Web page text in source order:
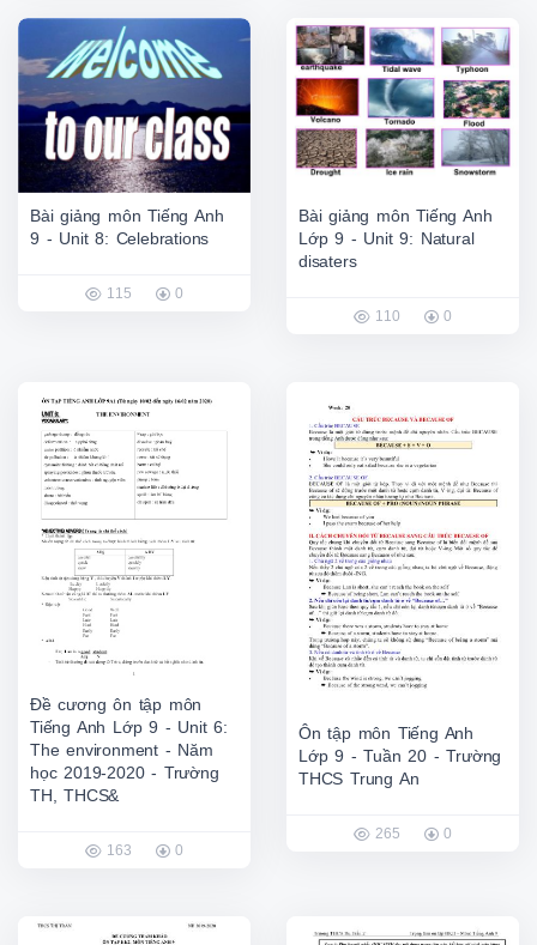
Bài giảng môn Tiếng Anh
9 - Unit 8: Celebrations
115 0
Bài giảng môn Tiếng Anh
Lớp 9 - Unit 9: Natural
disaters
110 0
Đề cương ôn tập môn
Tiếng Anh Lớp 9 - Unit 6:
The environment - Năm
học 2019-2020 - Trường
TH, THCS&
163 0
Ôn tập môn Tiếng Anh
Lớp 9 - Tuần 20 - Trường
THCS Trung An
265 0